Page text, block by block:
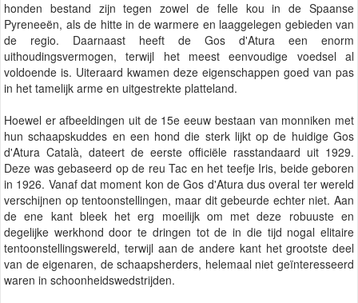
honden bestand zijn tegen zowel de felle kou in de Spaanse
Pyreneeën, als de hitte in de warmere en laaggelegen gebieden van
de regio. Daarnaast heeft de Gos d'Atura een enorm
uithoudingsvermogen, terwijl het meest eenvoudige voedsel al
voldoende is. Uiteraard kwamen deze eigenschappen goed van pas
in het tamelijk arme en uitgestrekte platteland.
Hoewel er afbeeldingen uit de 15e eeuw bestaan van monniken met
hun schaapskuddes en een hond die sterk lijkt op de huidige Gos
d'Atura Català, dateert de eerste officiële rasstandaard uit 1929.
Deze was gebaseerd op de reu Tac en het teefje Iris, beide geboren
in 1926. Vanaf dat moment kon de Gos d'Atura dus overal ter wereld
verschijnen op tentoonstellingen, maar dit gebeurde echter niet. Aan
de ene kant bleek het erg moeilijk om met deze robuuste en
degelijke werkhond door te dringen tot de in die tijd nogal elitaire
tentoonstellingswereld, terwijl aan de andere kant het grootste deel
van de eigenaren, de schaapsherders, helemaal niet geïnteresseerd
waren in schoonheidswedstrijden.